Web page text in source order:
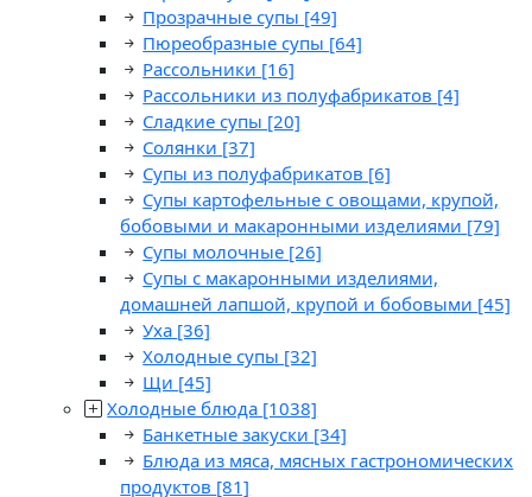
Прозрачные супы [49]
Пюреобразные супы [64]
Рассольники [16]
Рассольники из полуфабрикатов [4]
Сладкие супы [20]
Солянки [37]
Супы из полуфабрикатов [6]
Супы картофельные с овощами, крупой,
бобовыми и макаронными изделиями [79]
Супы молочные [26]
Супы с макаронными изделиями,
домашней лапшой, крупой и бобовыми [45]
Уха [36]
Холодные супы [32]
Щи [45]
Холодные блюда [1038]
Банкетные закуски [34]
Блюда из мяса, мясных гастрономических
продуктов [81]